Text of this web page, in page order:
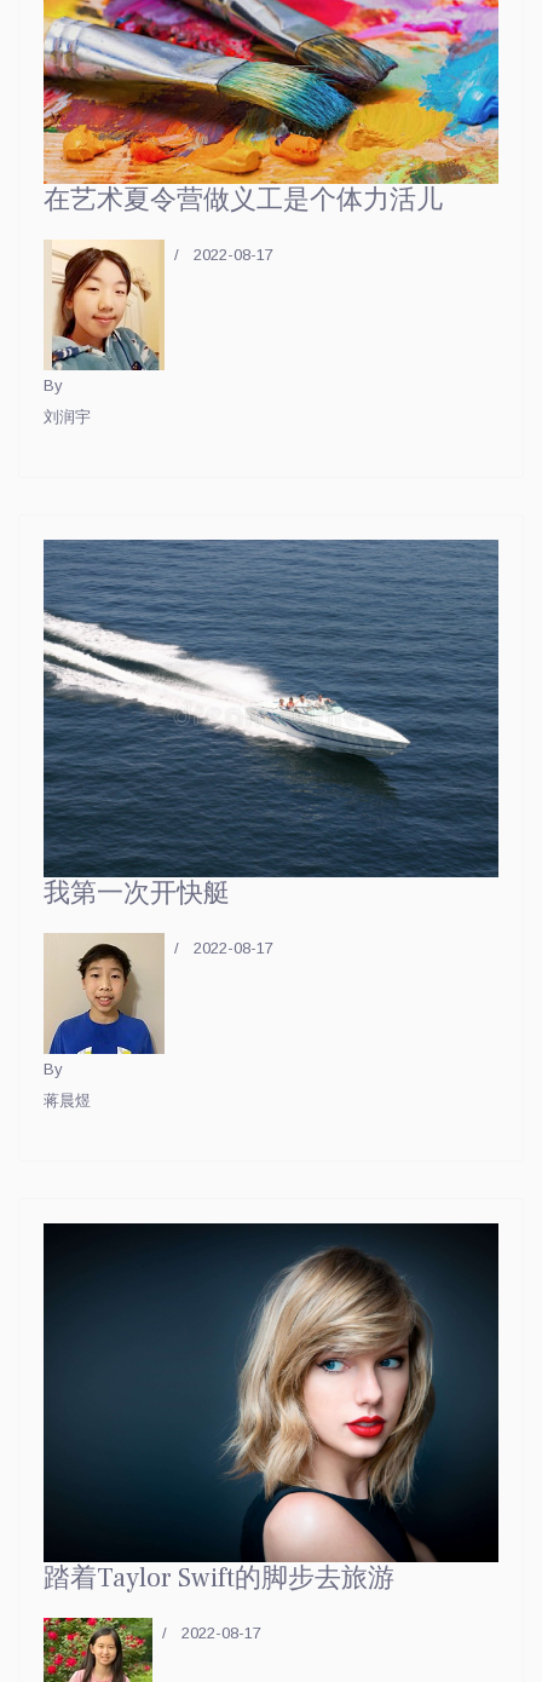
在艺术夏令营做义工是个体力活儿
By
刘润宇
2022-08-17
我第一次开快艇
By
蒋晨煜
2022-08-17
踏着Taylor Swift的脚步去旅游
2022-08-17